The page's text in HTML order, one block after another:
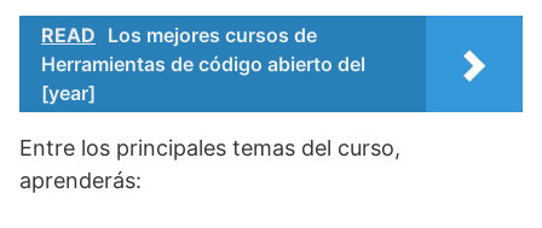
READ Los mejores cursos de
Herramientas de código abierto del
[year]
Entre los principales temas del curso,
aprenderás: